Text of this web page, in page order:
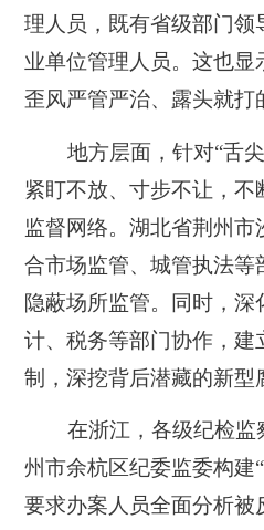
理人员，既有省级部门
业单位管理人员。这也显
歪风严管严治、露头就打
地方层面，针对“舌
紧盯不放、寸步不让，
监督网络。湖北省荆州
合市场监管、城管执法
隐蔽场所监管。同时，深
计、税务等部门协作，
制，深挖背后潜藏的新型
在浙江，各级纪检
州市余杭区纪委监委构建
要求办案人员全面分析被